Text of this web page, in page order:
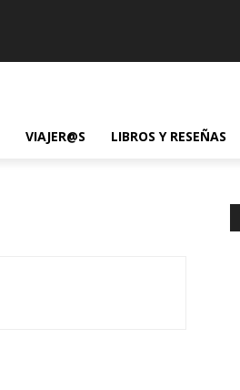
VIAJER@S LIBROS Y RESEÑAS